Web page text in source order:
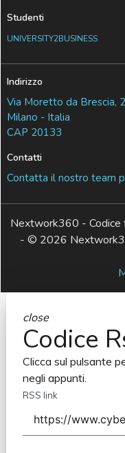
Studenti
UNIVERSITY2BUSINESS
Indirizzo
Via Moretto da Brescia,
Milano - Italia
CAP 20133
Contatti
Contatta il nostro team
Nextwork360 -
- © 2026
close
Codice
Clicca sul pulsante
negli appunti.
RSS link